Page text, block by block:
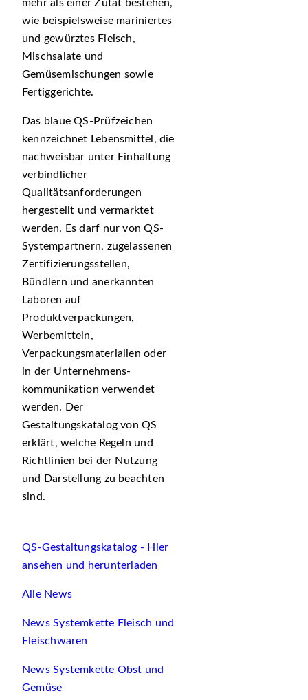
mehr als einer Zutat bestehen,
wie beispielsweise mariniertes
und gewürztes Fleisch,
Mischsalate und
Gemüsemischungen sowie
Fertiggerichte.
Das blaue QS-Prüfzeichen
kennzeichnet Lebensmittel, die
nachweisbar unter Einhaltung
verbindlicher
Qualitätsanforderungen
hergestellt und vermarktet
werden. Es darf nur von QS-
Systempartnern, zugelassenen
Zertifizierungsstellen,
Bündlern und anerkannten
Laboren auf
Produktverpackungen,
Werbemitteln,
Verpackungsmaterialien oder
in der Unternehmens-
kommunikation verwendet
werden. Der
Gestaltungskatalog von QS
erklärt, welche Regeln und
Richtlinien bei der Nutzung
und Darstellung zu beachten
sind.
QS-Gestaltungskatalog - Hier
ansehen und herunterladen
Alle News
News Systemkette Fleisch und
Fleischwaren
News Systemkette Obst und
Gemüse